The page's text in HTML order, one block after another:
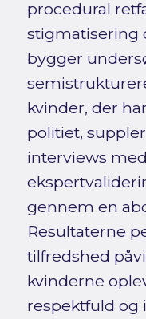
procedural
stigmatisering
bygger
kvinder, der
politiet,
interviews
gennem en
Resultaterne
tilfredshed
kvinderne
respektfuld og